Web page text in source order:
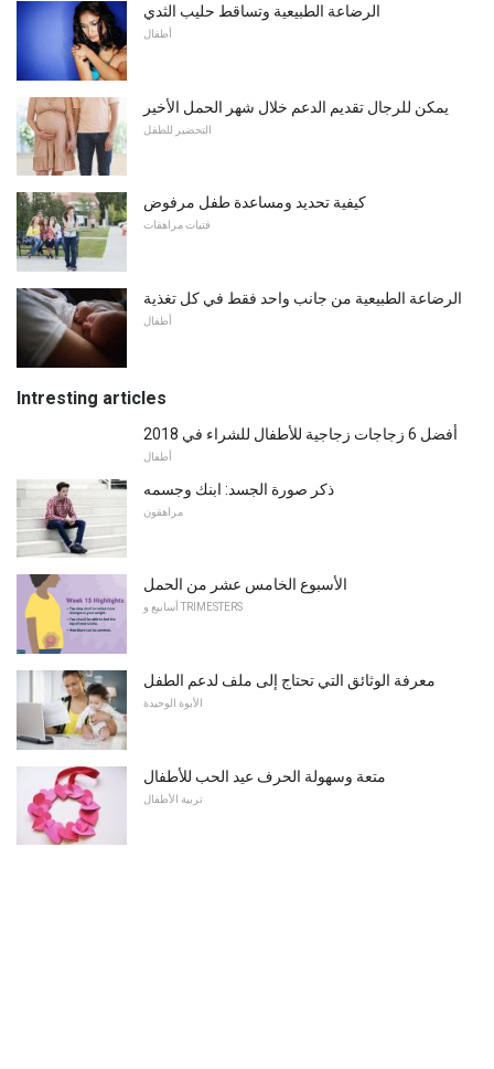
الرضاعة الطبيعية وتساقط حليب الثدي
أطفال
يمكن للرجال تقديم الدعم خلال شهر الحمل الأخير
التحضير للطفل
كيفية تحديد ومساعدة طفل مرفوض
فتيات مراهقات
الرضاعة الطبيعية من جانب واحد فقط في كل تغذية
أطفال
Intresting articles
أفضل 6 زجاجات زجاجية للأطفال للشراء في 2018
أطفال
ذكر صورة الجسد: ابنك وجسمه
مراهقون
الأسبوع الخامس عشر من الحمل
أسابيع و TRIMESTERS
معرفة الوثائق التي تحتاج إلى ملف لدعم الطفل
الأبوة الوحيدة
متعة وسهولة الحرف عيد الحب للأطفال
تربية الأطفال